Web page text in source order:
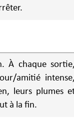
À chaque
amitié
leurs plumes
à la fin.